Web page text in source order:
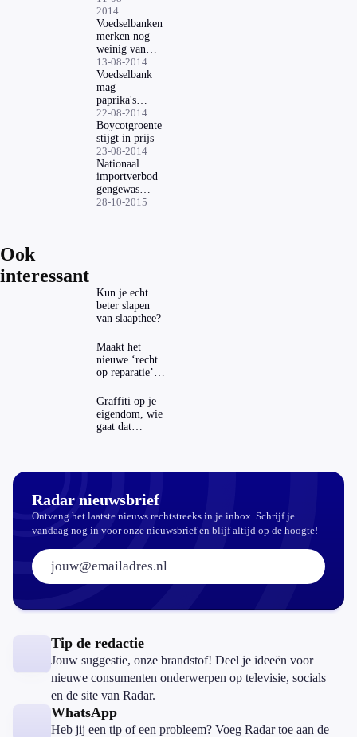
gewoon
door
2014
Voedselbanken
merken nog
weinig van
overschot
13-08-2014
Voedselbank
mag
paprika's
gaan
uitdelen
22-08-2014
Boycotgroente
stijgt in prijs
23-08-2014
Nationaal
importverbod
gengewas
van de baan
28-10-2015
Ook
interessant
Kun je echt
beter slapen
van slaapthee?
Maakt het
nieuwe ‘recht
op reparatie’
echt
aantrekkelijker?
Graffiti op je
eigendom, wie
gaat dat
Radar nieuwsbrief
Ontvang het laatste nieuws rechtstreeks in je inbox. Schrijf je
vandaag nog in voor onze nieuwsbrief en blijf altijd op de hoogte!
E-mailadres:
Tip de redactie
Jouw suggestie, onze brandstof! Deel je ideeën voor
nieuwe consumenten onderwerpen op televisie, socials
en de site van Radar.
WhatsApp
Heb jij een tip of een probleem? Voeg Radar toe aan de